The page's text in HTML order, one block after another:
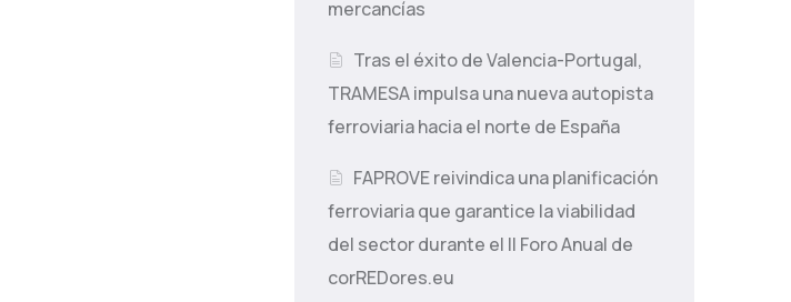
mercancías
Tras el éxito de Valencia-Portugal,
TRAMESA impulsa una nueva autopista
ferroviaria hacia el norte de España
FAPROVE reivindica una planificación
ferroviaria que garantice la viabilidad
del sector durante el II Foro Anual de
corREDores.eu